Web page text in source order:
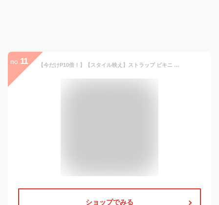
no. 11 【今だけP10倍！】【スタイル映え】ストラップ ビキニ 2点セット 水着 レディース ビキニ 黒 ブラック 水着 シンプル【エロくなりすぎない】ブラジリアン ビキニ おしゃれ 大人 セクシー 韓国 ホルターネック ワイヤー【FASHIONFAN®公式】
ショップでみる